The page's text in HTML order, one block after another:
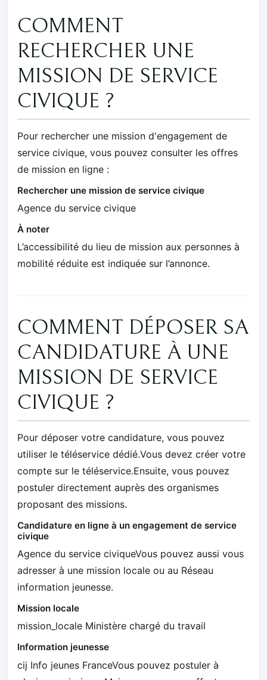
COMMENT
RECHERCHER UNE
MISSION DE SERVICE
CIVIQUE ?
Pour rechercher une mission d'engagement de
service civique, vous pouvez consulter les offres
de mission en ligne :
Rechercher une mission de service civique
Agence du service civique
À noter
L’accessibilité du lieu de mission aux personnes à
mobilité réduite est indiquée sur l’annonce.
COMMENT DÉPOSER SA
CANDIDATURE À UNE
MISSION DE SERVICE
CIVIQUE ?
Pour déposer votre candidature, vous pouvez
utiliser le téléservice dédié.Vous devez créer votre
compte sur le téléservice.Ensuite, vous pouvez
postuler directement auprès des organismes
proposant des missions.
Candidature en ligne à un engagement de service
civique
Agence du service civiqueVous pouvez aussi vous
adresser à une mission locale ou au Réseau
information jeunesse.
Mission locale
mission_locale Ministère chargé du travail
Information jeunesse
cij Info jeunes FranceVous pouvez postuler à